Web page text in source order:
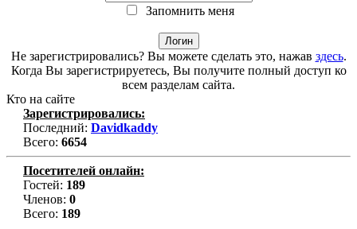
Запомнить меня
Не зарегистрировались? Вы можете сделать это, нажав здесь.
Когда Вы зарегистрируетесь, Вы получите полный доступ ко
всем разделам сайта.
Кто на сайте
Зарегистрировались:
Последний: Davidkaddy
Всего: 6654
Посетителей онлайн:
Гостей: 189
Членов: 0
Всего: 189